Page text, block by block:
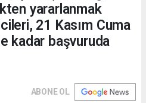
yararlanmak
21 Kasım Cuma
kadar başvuruda
ABONE OL